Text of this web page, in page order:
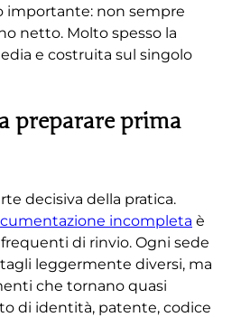
importante: non sempre
netto. Molto spesso la
e costruita sul singolo
preparare prima
decisiva della pratica.
incompleta è
di rinvio. Ogni sede
leggermente diversi, ma
che tornano quasi
di identità, patente, codice